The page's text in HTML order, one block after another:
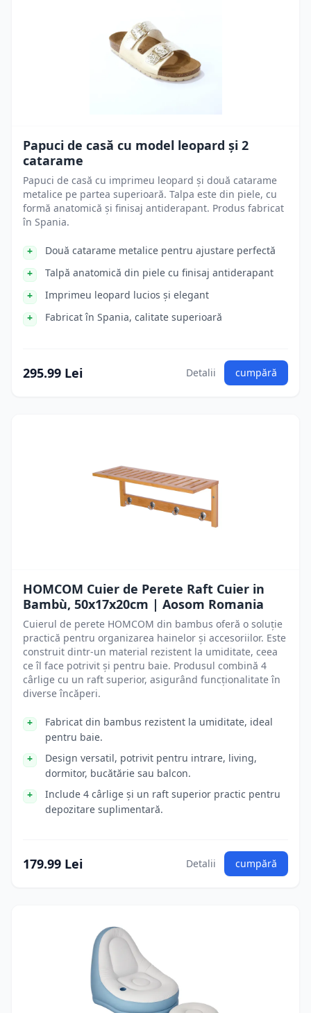
Papuci de casă cu model leopard și 2
catarame
Papuci de casă cu imprimeu leopard și două catarame
metalice pe partea superioară. Talpa este din piele, cu
formă anatomică și finisaj antiderapant. Produs fabricat
în Spania.
Două catarame metalice pentru ajustare perfectă
Talpă anatomică din piele cu finisaj antiderapant
Imprimeu leopard lucios și elegant
Fabricat în Spania, calitate superioară
295.99 Lei Detalii cumpără
HOMCOM Cuier de Perete Raft Cuier in
Bambù, 50x17x20cm | Aosom Romania
Cuierul de perete HOMCOM din bambus oferă o soluție
practică pentru organizarea hainelor și accesoriilor. Este
construit dintr-un material rezistent la umiditate, ceea
ce îl face potrivit și pentru baie. Produsul combină 4
cârlige cu un raft superior, asigurând funcționalitate în
diverse încăperi.
Fabricat din bambus rezistent la umiditate, ideal
pentru baie.
Design versatil, potrivit pentru intrare, living,
dormitor, bucătărie sau balcon.
Include 4 cârlige și un raft superior practic pentru
depozitare suplimentară.
179.99 Lei Detalii cumpără